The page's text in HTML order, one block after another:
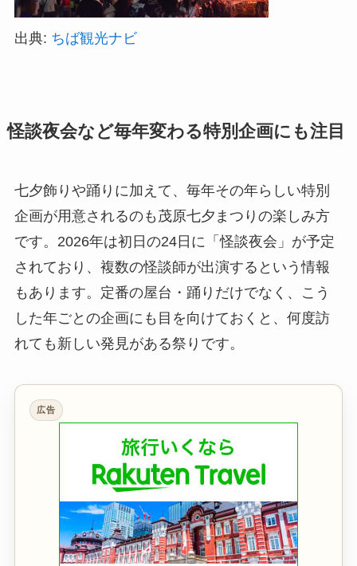
出典: ちば観光ナビ
怪談夜会など毎年変わる特別企画にも注目
七夕飾りや踊りに加えて、毎年その年らしい特別
企画が用意されるのも茂原七夕まつりの楽しみ方
です。2026年は初日の24日に「怪談夜会」が予定
されており、複数の怪談師が出演するという情報
もあります。定番の屋台・踊りだけでなく、こう
した年ごとの企画にも目を向けておくと、何度訪
れても新しい発見がある祭りです。
広告